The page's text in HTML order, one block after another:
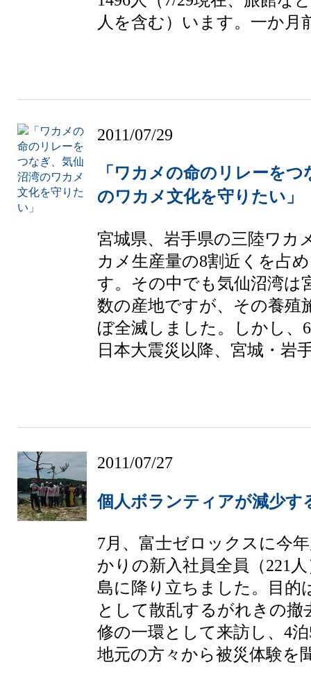
人を含む）います。一か月
2011/07/29
「ワカメの命のリレーを
のワカメ文化を守りたい」
宮城県、岩手県の三陸ワカ
カメ生産量の8割近くを占
す。その中でも気仙沼湾は
数の産地ですが、その養殖
ぼ全滅しました。しかし、
日本大震災以降、宮城・岩
2011/07/27
個人ボランティアが減少す
7月、富士ゼロックスに今
かりの新入社員全員（221
島に降り立ちました。目的
として散乱するがれきの撤
修の一環として来訪し、4
地元の方々から被災体験を